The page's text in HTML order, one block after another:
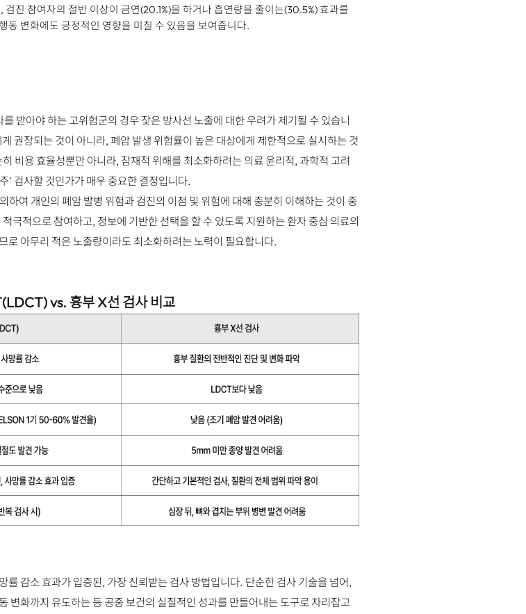
진 참여자의 절반 이상이 금연(20.1%)을 하거나 흡연량을 줄이는(30.5%) 효과를
동 변화에도 긍정적인 영향을 미칠 수 있음을 보여줍니다.
받아야 하는 고위험군의 경우 잦은 방사선 노출에 대한 우려가 제기될 수 있습니
권장되는 것이 아니라, 폐암 발생 위험률이 높은 대상에게 제한적으로 실시하는 것
비용 효율성뿐만 아니라, 잠재적 위해를 최소화하려는 의료 윤리적, 과학적 고려
' 검사할 것인가가 매우 중요한 결정입니다.
여 개인의 폐암 발병 위험과 검진의 이점 및 위험에 대해 충분히 이해하는 것이 중
극적으로 참여하고, 정보에 기반한 선택을 할 수 있도록 지원하는 환자 중심 의료의
아무리 적은 노출량이라도 최소화하려는 노력이 필요합니다.
vs. 흉부 X선 검사 비교
감소 효과가 입증된, 가장 신뢰받는 검사 방법입니다. 단순한 검사 기술을 넘어,
변화까지 유도하는 등 공중 보건의 실질적인 성과를 만들어내는 도구로 자리잡고